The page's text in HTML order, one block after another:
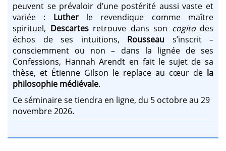
peuvent se prévaloir d’une postérité aussi vaste et
variée : Lutherle revendique comme maître
spirituel, Descartesretrouve dans son cogitodes
échos de ses intuitions, Rousseau s’inscrit –
consciemment ou non – dans la lignée de ses
Confessions, Hannah Arendt en fait le sujet de sa
thèse, et Étienne Gilson le replace au cœur de la
philosophie médiévale.
Ce séminaire se tiendra en ligne, du 5 octobre au 29
novembre 2026.